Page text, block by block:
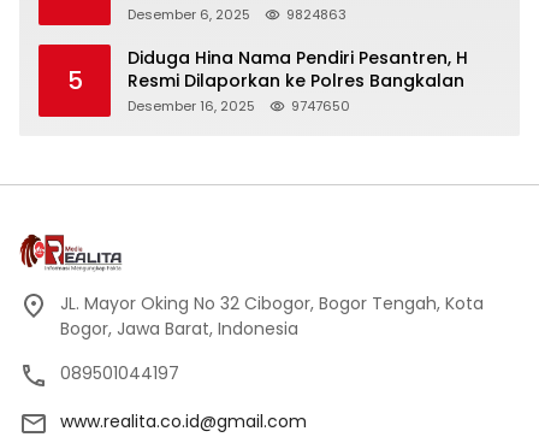
Peci Hitam Tinggi sebagai Simbol
Desember 6, 2025 9824863
5
Diduga Hina Nama Pendiri Pesantren, H
Resmi Dilaporkan ke Polres Bangkalan
Desember 16, 2025 9747650
JL. Mayor Oking No 32 Cibogor, Bogor Tengah, Kota
Bogor, Jawa Barat, Indonesia
089501044197
www.realita.co.id@gmail.com